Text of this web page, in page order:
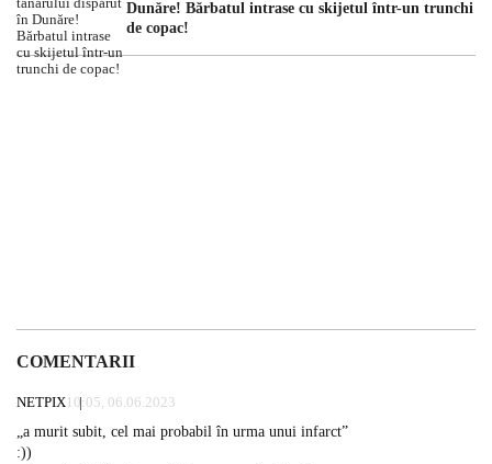
Dunăre! Bărbatul intrase cu skijetul într-un trunchi
de copac!
COMENTARII
NETPIX10:05, 06.06.2023
„a murit subit, cel mai probabil în urma unui infarct”
:))